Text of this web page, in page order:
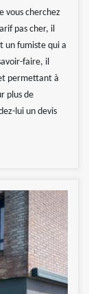
vous cherchez
pas cher, il
un fumiste qui a
faire, il
permettant à
plus de
lui un devis